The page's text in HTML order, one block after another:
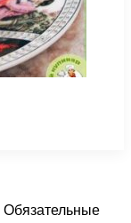
Обязательные